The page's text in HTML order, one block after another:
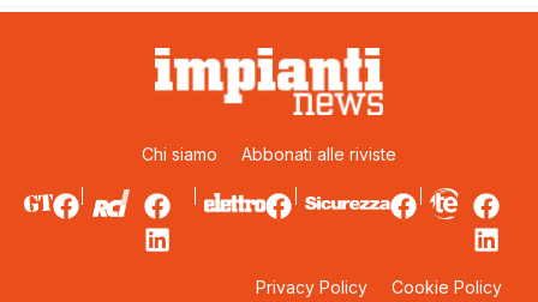
Chi siamo Abbonati alle riviste
Privacy Policy Cookie Policy